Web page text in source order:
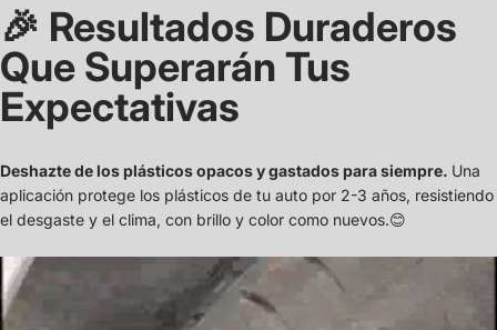
🎉 Resultados Duraderos
Que Superarán Tus
Expectativas
Deshazte de los plásticos opacos y gastados para siempre. Una
aplicación protege los plásticos de tu auto por 2-3 años, resistiendo
el desgaste y el clima, con brillo y color como nuevos.😊